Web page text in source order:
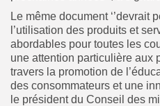
Le même document ‘’devrait
l’utilisation des produits et
abordables pour toutes les
une attention particulière aux
travers la promotion de
des consommateurs et une
le président du Conseil des